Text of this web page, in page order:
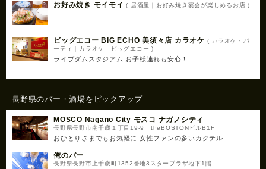
お好み焼き モイモイ ( 居酒屋｜お好み焼き宴会が楽しめるお店 )
ビッグエコー BIG ECHO 美須々店 カラオケ ( カラオケ・パ
ーティ｜カラオケ ビッグエコー )
ライブダムスタジアム お子様連れも安心！
長野県のバー・酒場をピックアップ
MOSCO Nagano City モスコ ナガノシティ
長野県長野市南千歳１丁目19-9 theBOSTONビルB1F
おひとりさまでもお気軽に 女性ファンの多いカクテル
俺のバー
長野県長野市上千歳町1352番地3スタープラザ地下1階